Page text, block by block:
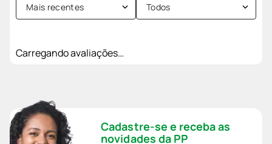
Mais recentes Todos
Carregando avaliações…
Cadastre-se e receba as
novidades da PP